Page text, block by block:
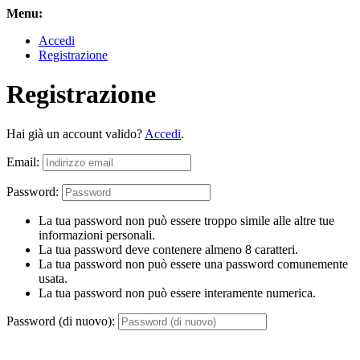
Menu:
Accedi
Registrazione
Registrazione
Hai già un account valido? Accedi.
Email:
Password:
La tua password non può essere troppo simile alle altre tue
informazioni personali.
La tua password deve contenere almeno 8 caratteri.
La tua password non può essere una password comunemente
usata.
La tua password non può essere interamente numerica.
Password (di nuovo):